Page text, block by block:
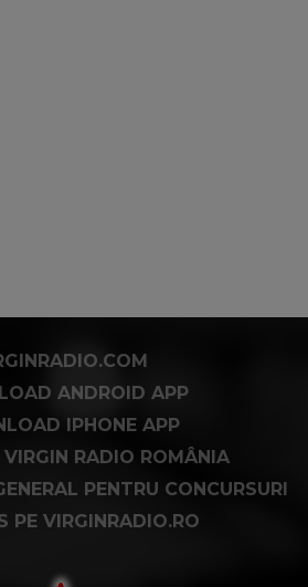
ANDROID APP
IPHONE APP
VIRGIN RADIO ROMÂNIA
PENTRU CONCURSURI
PE VIRGINRADIO.RO